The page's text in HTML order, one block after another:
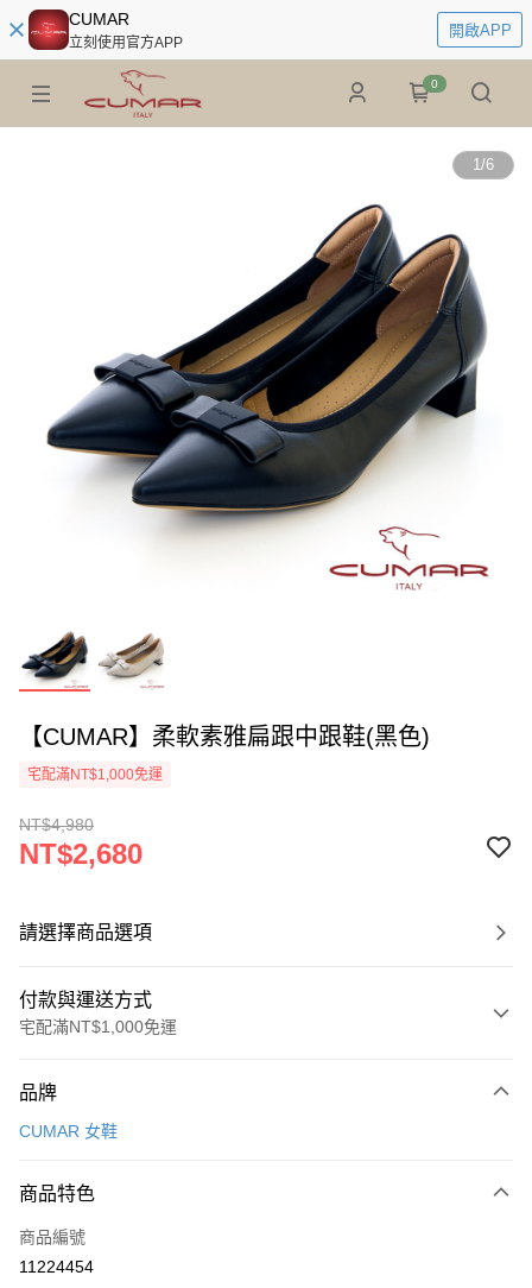
CUMAR
立刻使用官方APP
開啟APP
0
1/6
【CUMAR】柔軟素雅扁跟中跟鞋(黑色)
宅配滿NT$1,000免運
NT$4,980
NT$2,680
請選擇商品選項
付款與運送方式
宅配滿NT$1,000免運
信用卡一次付款
Apple Pay
街口支付
品牌
CUMAR 女鞋
商品特色
商品編號
11224454